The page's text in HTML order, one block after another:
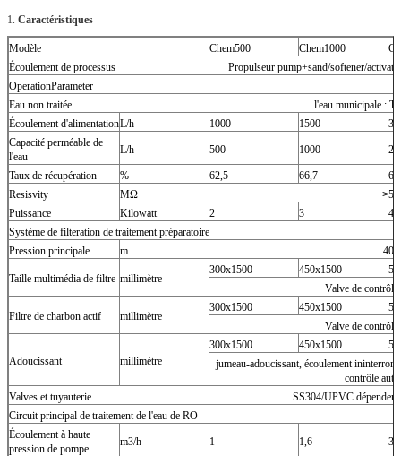
1. Caractéristiques
Modèle Chem500 Chem1000
Écoulement de processus
Propulseur pump+sand/softener/
OperationParameter
Eau non traitée
l'eau municipale :
Écoulement d'alimentationL/h 1000 1500
Capacité perméable de
l'eau
L/h 500 1000
Taux de récupération % 62,5 66,7
Resisvity
MΩ >5
Puissance
Kilowatt 2 3
4
Système de filteration de traitement préparatoire
Pression principale
m 40
Taille multimédia de filtre millimètre
300x1500 450x1500
Valve de contrôle
Filtre de charbon actif millimètre
300x1500 450x1500
Valve de contrôle
Adoucissant millimètre
300x1500 450x1500
jumeau-adoucissant, écoulement
contrôle
Valves et tuyauterie
SS304/UPVC
Circuit principal de traitement de l'eau de RO
Écoulement à haute
pression de pompe
m3/h 1 1,6 3,2